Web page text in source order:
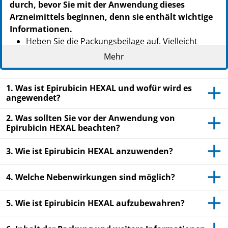
durch, bevor Sie mit der Anwendung dieses
Arzneimittels beginnen, denn sie enthält wichtige
Informationen.
Heben Sie die Packungsbeilage auf. Vielleicht
möchten Sie diese später nochmals lesen.
Wenn Sie weitere Fragen haben, wenden Sie sich
an Ihren Arzt, Apotheker oder das medizinische
Fachpersonal.
Wenn Sie Nebenwirkungen bemerken, wenden Sie
sich an Ihren Arzt, Apotheker oder das
medizinische Fachpersonal. Dies gilt auch für
Nebenwirkungen, die nicht in dieser
Packungsbeilage angegeben sind. Siehe Abschnitt
4.
Mehr
1. Was ist Epirubicin HEXAL und wofür wird es
angewendet?
2. Was sollten Sie vor der Anwendung von
Epirubicin HEXAL beachten?
3. Wie ist Epirubicin HEXAL anzuwenden?
4. Welche Nebenwirkungen sind möglich?
5. Wie ist Epirubicin HEXAL aufzubewahren?